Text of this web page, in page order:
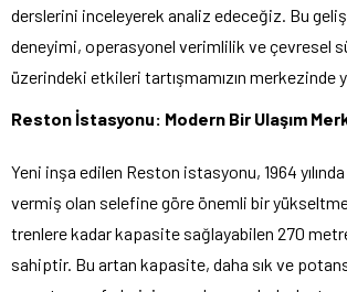
derslerini inceleyerek analiz edeceğiz. Bu
deneyimi, operasyonel verimlilik ve çevresel
üzerindeki etkileri tartışmamızın merkezinde
Reston İstasyonu: Modern Bir Ulaşım
Yeni inşa edilen Reston istasyonu, 1964
vermiş olan selefine göre önemli bir
trenlere kadar kapasite sağlayabilen 270
sahiptir. Bu artan kapasite, daha sık ve